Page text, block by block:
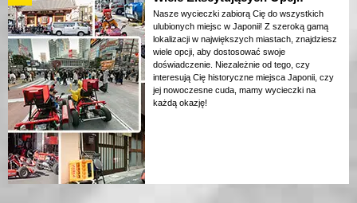
Nasze wycieczki zabiorą Cię do wszystkich
ulubionych miejsc w Japonii! Z szeroką gamą
lokalizacji w największych miastach, znajdziesz
wiele opcji, aby dostosować swoje
doświadczenie. Niezależnie od tego, czy
interesują Cię historyczne miejsca Japonii, czy
jej nowoczesne cuda, mamy wycieczki na
każdą okazję!